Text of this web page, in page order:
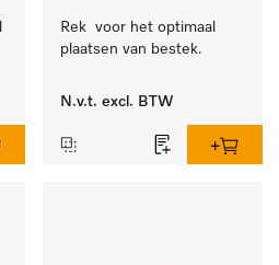
Rek  voor het optimaal
plaatsen van bestek.
N.v.t. excl. BTW